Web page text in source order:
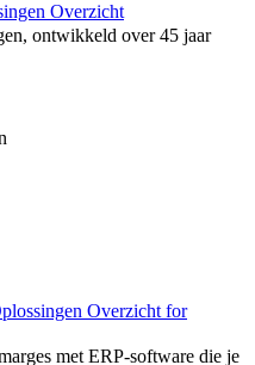
Overzicht
ontwikkeld over 45 jaar
Overzicht for
met ERP-software die je